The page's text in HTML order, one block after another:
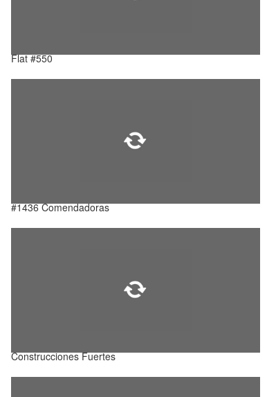
Flat #550
#1436 Comendadoras
Construcciones Fuertes